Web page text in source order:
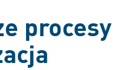
procesy